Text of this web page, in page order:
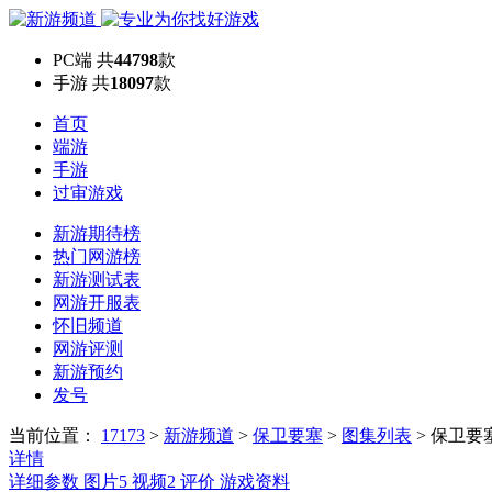
PC端 共44798款
手游 共18097款
首页
端游
手游
过审游戏
新游期待榜
热门网游榜
新游测试表
网游开服表
怀旧频道
网游评测
新游预约
发号
当前位置： 17173 > 新游频道 > 保卫要塞 > 图集列表 > 保卫要
详情
详细参数 图片5 视频2 评价 游戏资料